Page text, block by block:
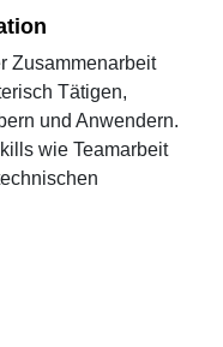
Zusammenarbeit
Tätigen,
und Anwendern.
wie Teamarbeit